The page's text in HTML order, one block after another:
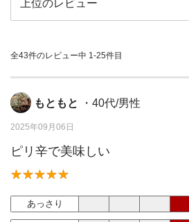
全43件のレビュー中 1-25件目
もともと ・40代/男性
2025年09月06日
ピリ辛で美味しい
あっさり